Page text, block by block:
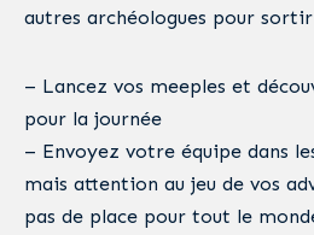
autres archéologues pour
– Lancez vos meeples et
pour la journée
– Envoyez votre équipe dans
mais attention au jeu de vos
pas de place pour tout le